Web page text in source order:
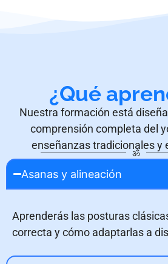
¿Qué
Nuestra formación está
comprensión completa del
enseñanzas tradicionales y
ॐ
Asanas y alineación
Aprenderás las posturas
correcta y cómo adaptarlas a